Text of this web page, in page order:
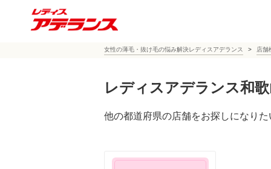
女性の薄毛・抜け毛の悩み解決レディスアデランス 店舗
レディスアデランス和
他の都道府県の店舗をお探しになり